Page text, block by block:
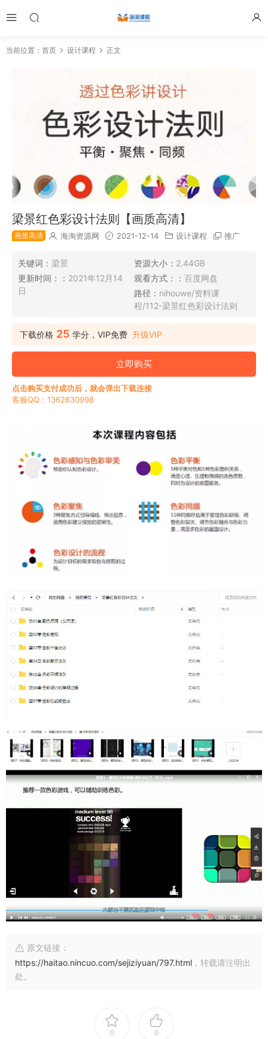
当前位置： 首页 设计课程 正文
梁景红色彩设计法则【画质高清】
画质高清 海淘资源网 2021-12-14 设计课程 推广
关键词： 梁景 资源大小： 2.44GB
更新时间：： 2021年12月14
日
观看方式：： 百度网盘
路径： nihouwe/资料课
程/112-梁景红色彩设计法则
下载价格 25 学分，VIP免费 升级VIP
立即购买
点击购买支付成功后，就会弹出下载连接
客服QQ：1362630998
原文链接：
https://haitao.nincuo.com/sejiziyuan/797.html ，转载请注明出
处。
0 0